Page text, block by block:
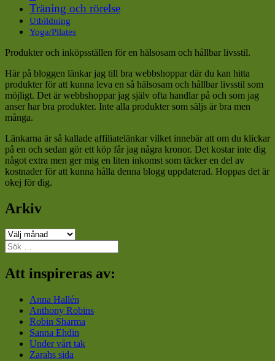
Träning och rörelse
Utbildning
Yoga/Pilates
Produkter och inköpsställen för en hälsosam och hållbar livsstil.
Här på bloggen länkar jag till bra webbshoppar där du kan hitta
produkter för att kunna leva en så hälsosam och hållbar livsstil som
möjligt. Det är webbshoppar jag själv ofta handlar på och som jag
anser har bra produkter. Inte alla produkter som säljs är bra men
många.
Länkarna är så kallade affiliatelänkar vilket innebär att om du klickar
på en och sedan gör ett köp får jag några kronor. Det kostar inte dig
något extra men ger mig en liten inkomst som täcker en del av
kostnader för att kunna hålla denna blogg uppdaterad. Hoppas det är
okej för dig.
Arkiv
Arkiv
Sök
efter:
Att inspireras av:
Anna Hallén
Anthony Robins
Robin Sharma
Sanna Ehdin
Under vårt tak
Zarahs sida